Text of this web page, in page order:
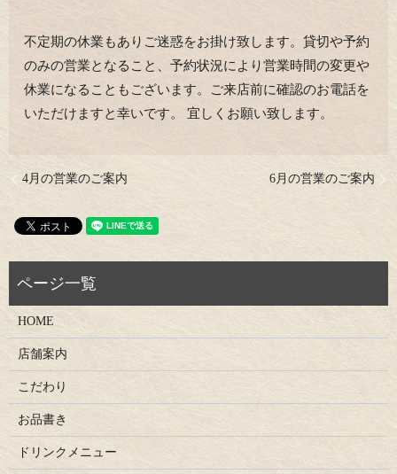
不定期の休業もありご迷惑をお掛け致します。貸切や予約
のみの営業となること、予約状況により営業時間の変更や
休業になることもございます。ご来店前に確認のお電話を
いただけますと幸いです。 宜しくお願い致します。
4月の営業のご案内 6月の営業のご案内
HOME
店舗案内
こだわり
お品書き
ドリンクメニュー